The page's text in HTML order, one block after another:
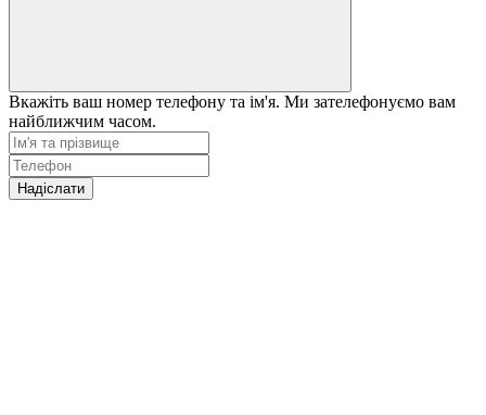
Вкажіть ваш номер телефону та ім'я. Ми зателефонуємо вам
найближчим часом.
Надіслати